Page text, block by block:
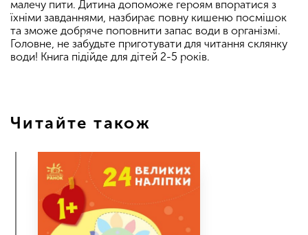
малечу пити. Дитина допоможе героям впоратися з
їхніми завданнями, назбирає повну кишеню посмішок
та зможе добряче поповнити запас води в організмі.
Головне, не забудьте приготувати для читання склянку
води! Книга підійде для дітей 2-5 років.
Читайте також